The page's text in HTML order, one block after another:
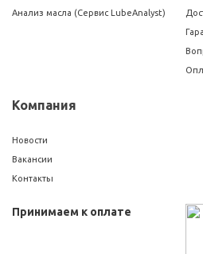
Анализ масла (Сервис LubeAnalyst)
Компания
Новости
Вакансии
Контакты
Принимаем к оплате